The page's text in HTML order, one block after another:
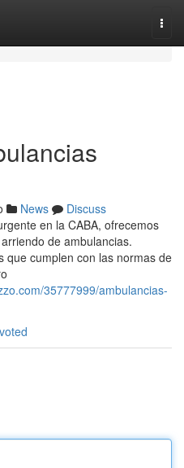
News
Discuss
en la CABA, ofrecemos
de ambulancias.
que cumplen con las normas de
35777999/ambulancias-